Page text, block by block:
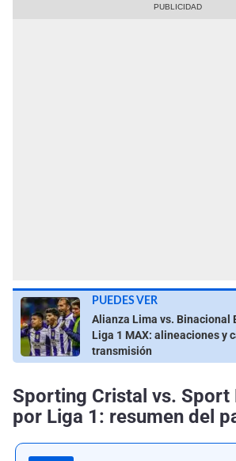
PUEDES VER
Alianza Lima vs. Binacional
Liga 1 MAX: alineaciones y
transmisión
Sporting Cristal vs. Sport
por Liga 1: resumen del